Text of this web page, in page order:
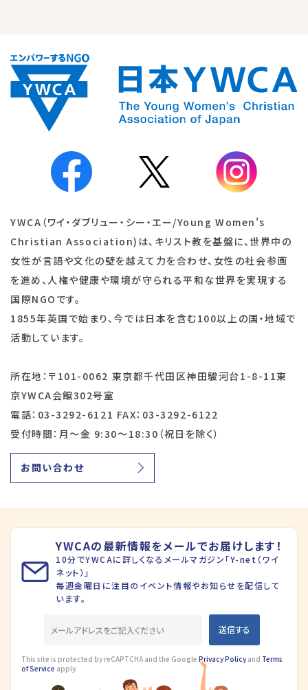
YWCA（ワイ・ダブリュー・シー・エー/Young Women's
Christian Association)は、キリスト教を基盤に、世界中の
女性が言語や文化の壁を越えて力を合わせ、女性の社会参画
を進め、人権や健康や環境が守られる平和な世界を実現する
国際NGOです。
1855年英国で始まり、今では日本を含む100以上の国・地域で
活動しています。
所在地：〒101-0062 東京都千代田区神田駿河台1-8-11東
京YWCA会館302号室
電話：03-3292-6121 FAX：03-3292-6122
受付時間：月～金 9:30～18:30（祝日を除く）
お問い合わせ
YWCAの最新情報をメールでお届けします！
10分でYWCAに詳しくなるメールマガジン「Y-net（ワイ
ネット）」
毎週金曜日に注目のイベント情報やお知らせを配信して
います。
This site is protected by reCAPTCHA and the Google Privacy Policyand Terms
of Service apply.